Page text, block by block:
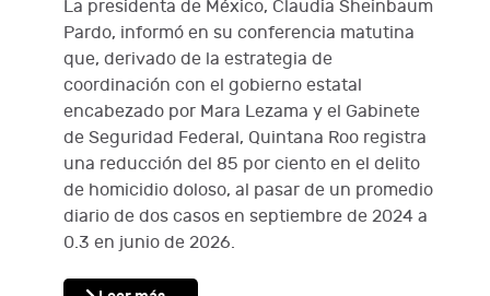
La presidenta de México, Claudia Sheinbaum
Pardo, informó en su conferencia matutina
que, derivado de la estrategia de
coordinación con el gobierno estatal
encabezado por Mara Lezama y el Gabinete
de Seguridad Federal, Quintana Roo registra
una reducción del 85 por ciento en el delito
de homicidio doloso, al pasar de un promedio
diario de dos casos en septiembre de 2024 a
0.3 en junio de 2026.